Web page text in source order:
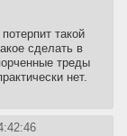
такой
сделать в
треды
нет.